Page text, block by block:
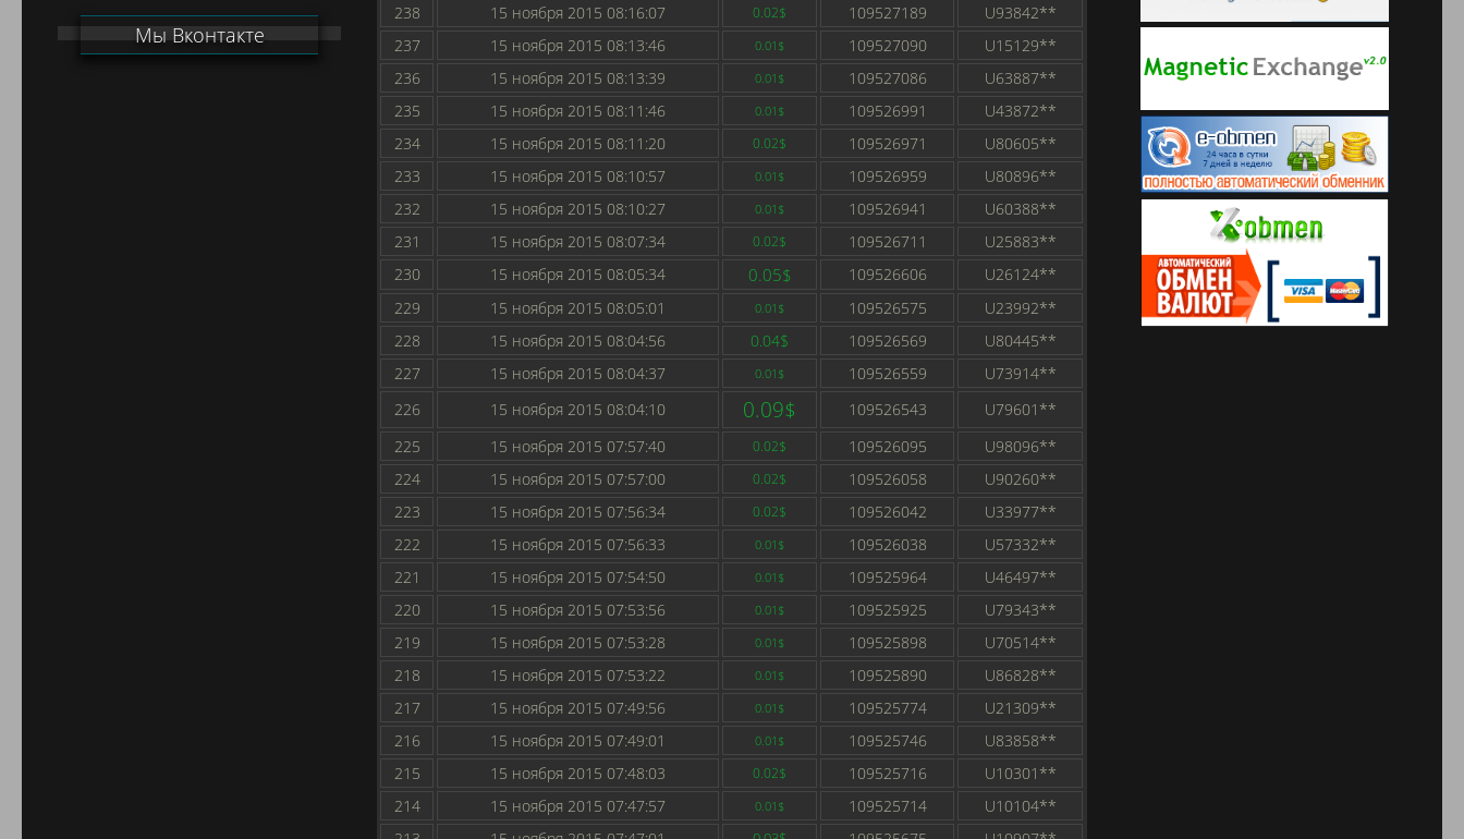
Мы Вконтакте
238
15 ноября 2015 08:16:07 0.02$ 109527189
U93842**
237
15 ноября 2015 08:13:46 0.01$ 109527090
U15129**
236
15 ноября 2015 08:13:39 0.01$ 109527086
U63887**
235
15 ноября 2015 08:11:46 0.01$ 109526991
U43872**
234
15 ноября 2015 08:11:20 0.02$ 109526971
U80605**
233
15 ноября 2015 08:10:57 0.01$ 109526959
U80896**
232
15 ноября 2015 08:10:27 0.01$ 109526941
U60388**
231
15 ноября 2015 08:07:34 0.02$ 109526711
U25883**
230
15 ноября 2015 08:05:34 0.05$ 109526606
U26124**
229
15 ноября 2015 08:05:01 0.01$ 109526575
U23992**
228
15 ноября 2015 08:04:56 0.04$ 109526569
U80445**
227
15 ноября 2015 08:04:37 0.01$ 109526559
U73914**
226
15 ноября 2015 08:04:10 0.09$ 109526543
U79601**
225
15 ноября 2015 07:57:40 0.02$ 109526095
U98096**
224
15 ноября 2015 07:57:00 0.02$ 109526058
U90260**
223
15 ноября 2015 07:56:34 0.02$ 109526042
U33977**
222
15 ноября 2015 07:56:33 0.01$ 109526038
U57332**
221
15 ноября 2015 07:54:50 0.01$ 109525964
U46497**
220
15 ноября 2015 07:53:56 0.01$ 109525925
U79343**
219
15 ноября 2015 07:53:28 0.01$ 109525898
U70514**
218
15 ноября 2015 07:53:22 0.01$ 109525890
U86828**
217
15 ноября 2015 07:49:56 0.01$ 109525774
U21309**
216
15 ноября 2015 07:49:01 0.01$ 109525746
U83858**
215
15 ноября 2015 07:48:03 0.02$ 109525716
U10301**
214
15 ноября 2015 07:47:57 0.01$ 109525714
U10104**